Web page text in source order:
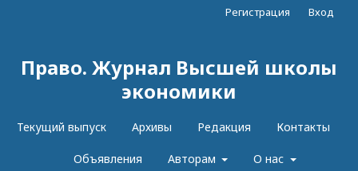
Право. Журнал Высшей школы
экономики
Текущий выпуск Архивы Редакция Контакты
Объявления Авторам О нас
Регистрация Вход